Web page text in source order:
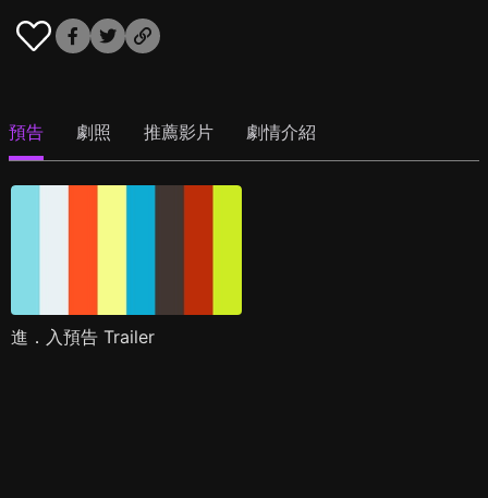
預告 劇照 推薦影片 劇情介紹
進．入預告 Trailer